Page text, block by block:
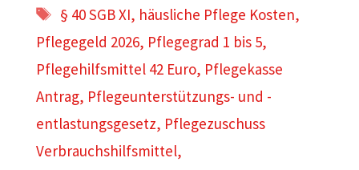
Schlagwörter
§ 40 SGB XI, häusliche Pflege Kosten,
Pflegegeld 2026, Pflegegrad 1 bis 5,
Pflegehilfsmittel 42 Euro, Pflegekasse
Antrag, Pflegeunterstützungs- und -
entlastungsgesetz, Pflegezuschuss
Verbrauchshilfsmittel,